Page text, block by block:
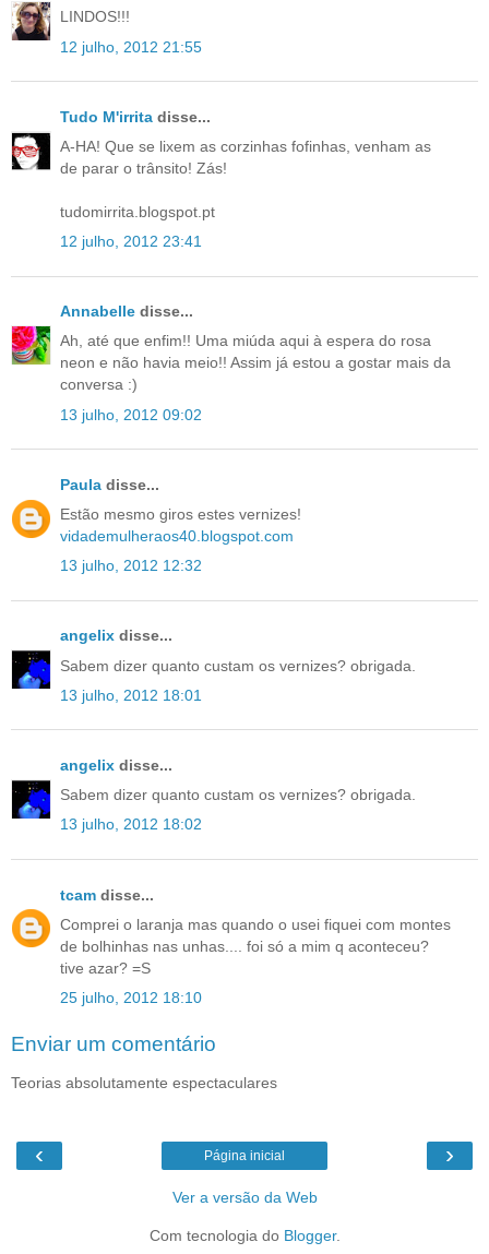
LINDOS!!!
12 julho, 2012 21:55
Tudo M'irrita disse...
A-HA! Que se lixem as corzinhas fofinhas, venham as
de parar o trânsito! Zás!
tudomirrita.blogspot.pt
12 julho, 2012 23:41
Annabelle disse...
Ah, até que enfim!! Uma miúda aqui à espera do rosa
neon e não havia meio!! Assim já estou a gostar mais da
conversa :)
13 julho, 2012 09:02
Paula disse...
Estão mesmo giros estes vernizes!
vidademulheraos40.blogspot.com
13 julho, 2012 12:32
angelix disse...
Sabem dizer quanto custam os vernizes? obrigada.
13 julho, 2012 18:01
angelix disse...
Sabem dizer quanto custam os vernizes? obrigada.
13 julho, 2012 18:02
tcam disse...
Comprei o laranja mas quando o usei fiquei com montes
de bolhinhas nas unhas.... foi só a mim q aconteceu?
tive azar? =S
25 julho, 2012 18:10
Enviar um comentário
Teorias absolutamente espectaculares
‹ ›
Página inicial
Ver a versão da Web
Com tecnologia do Blogger.